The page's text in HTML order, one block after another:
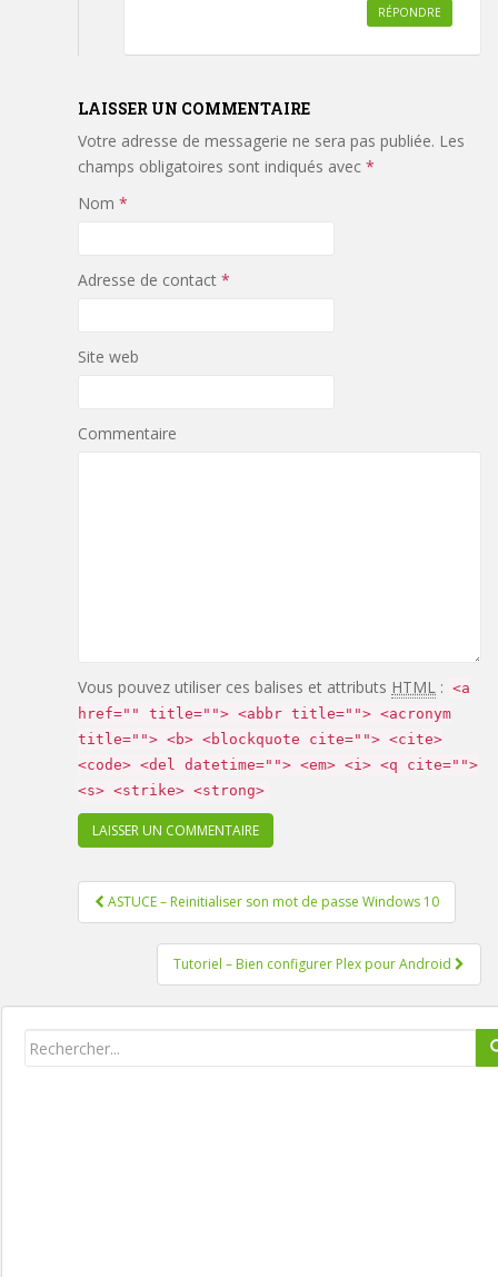
RÉPONDRE
LAISSER UN COMMENTAIRE
Votre adresse de messagerie ne sera pas publiée. Les
champs obligatoires sont indiqués avec *
Nom *
Adresse de contact *
Site web
Commentaire
Vous pouvez utiliser ces balises et attributs HTML : <a
href="" title=""> <abbr title=""> <acronym
title=""> <b> <blockquote cite=""> <cite>
<code> <del datetime=""> <em> <i> <q cite="">
<s> <strike> <strong>
Pagination d'article
ASTUCE – Reinitialiser son mot de passe Windows 10
Tutoriel – Bien configurer Plex pour Android